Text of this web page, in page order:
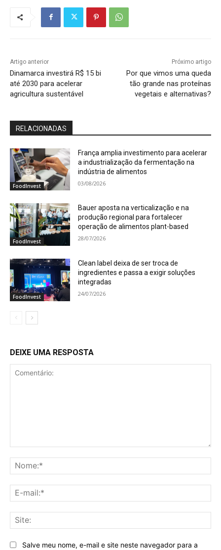
Artigo anterior
Dinamarca investirá R$ 15 bi
até 2030 para acelerar
agricultura sustentável
Próximo artigo
Por que vimos uma queda
tão grande nas proteínas
vegetais e alternativas?
RELACIONADAS
FoodInvest
França amplia investimento para acelerar
a industrialização da fermentação na
indústria de alimentos
03/08/2026
FoodInvest
Bauer aposta na verticalização e na
produção regional para fortalecer
operação de alimentos plant-based
28/07/2026
FoodInvest
Clean label deixa de ser troca de
ingredientes e passa a exigir soluções
integradas
24/07/2026
DEIXE UMA RESPOSTA
Salve meu nome, e-mail e site neste navegador para a